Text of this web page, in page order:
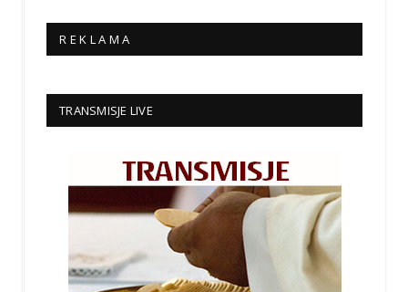
R E K L A M A
TRANSMISJE LIVE